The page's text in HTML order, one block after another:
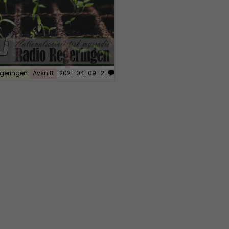
Avsnitt 2021-04-09 2